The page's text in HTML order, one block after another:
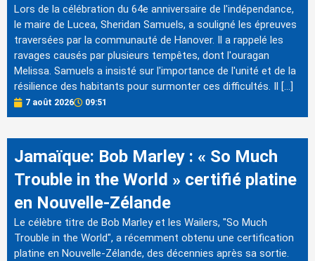
Lors de la célébration du 64e anniversaire de l'indépendance,
le maire de Lucea, Sheridan Samuels, a souligné les épreuves
traversées par la communauté de Hanover. Il a rappelé les
ravages causés par plusieurs tempêtes, dont l'ouragan
Melissa. Samuels a insisté sur l'importance de l'unité et de la
résilience des habitants pour surmonter ces difficultés. Il […]
7 août 2026 09:51
Jamaïque: Bob Marley : « So Much
Trouble in the World » certifié platine
en Nouvelle-Zélande
Le célèbre titre de Bob Marley et les Wailers, "So Much
Trouble in the World", a récemment obtenu une certification
platine en Nouvelle-Zélande, des décennies après sa sortie.